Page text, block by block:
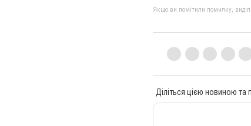
Якщо ви помітили помилку,
Діліться цією новиною та